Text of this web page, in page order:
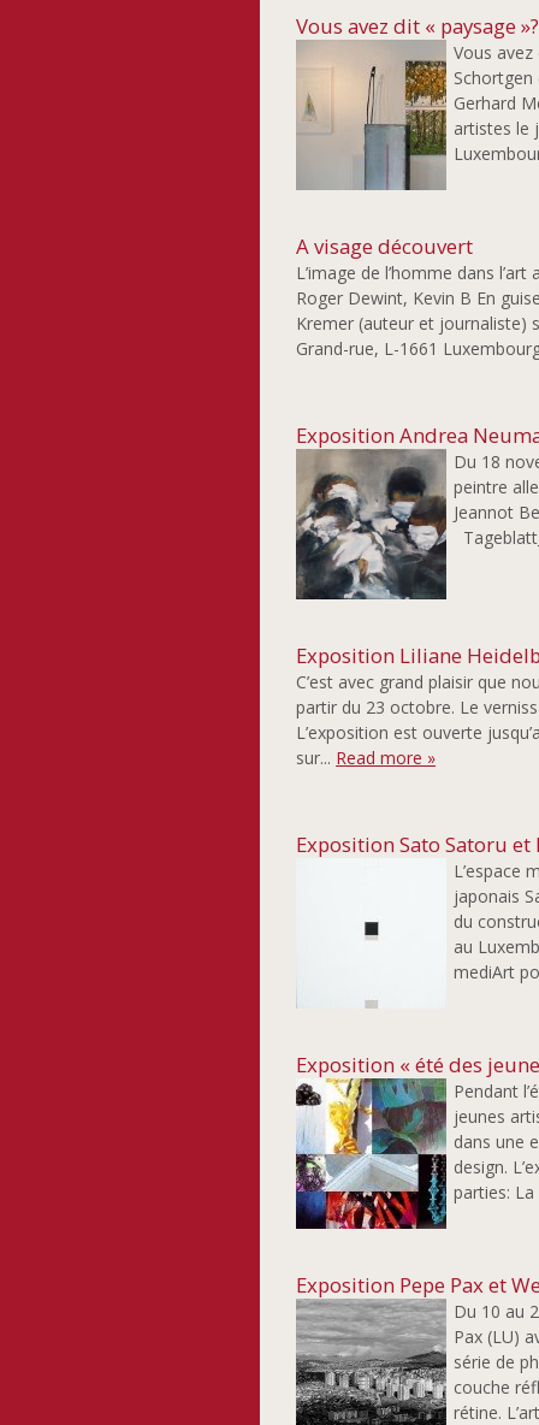
Vous avez dit « paysage »?
Vous avez
Schortgen
Gerhard
artistes le
A visage découvert
L’image de l’homme dans
Roger Dewint, Kevin B En
Kremer (auteur et journaliste)
Grand-rue, L-1661
Exposition Andrea
Du 18
peintre
Jeannot
Exposition Liliane
C’est avec grand plaisir que
partir du 23 octobre. Le
L’exposition est ouverte
sur... Read more »
Exposition Sato Satoru
L’espace
japonais
du
au
mediArt
Exposition « été des
Pendant
jeunes
dans une
design.
parties:
Exposition Pepe Pax et
Du 10 au
Pax (LU)
série de
couche
rétine.